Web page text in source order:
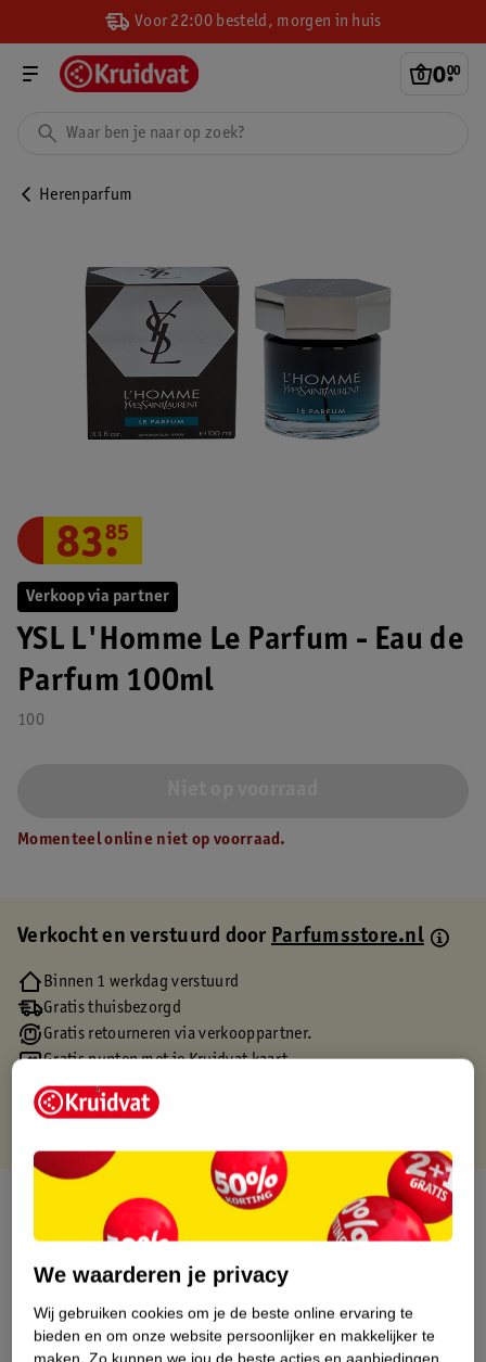
Voor 22:00 besteld, morgen in huis
0.
00
Herenparfum
Verkoop via partner
YSL L'Homme Le Parfum - Eau de
Parfum 100ml
100
83.
85
Momenteel online niet op voorraad.
Verkocht en verstuurd doorParfumsstore.nl
Binnen 1 werkdag verstuurd
Gratis thuisbezorgd
Gratis retourneren via verkooppartner.
Gratis punten met je Kruidvat kaart
Over dit product
Etiketinformatie
We waarderen je privacy
Wij gebruiken cookies om je de beste online ervaring te
bieden en om onze website persoonlijker en makkelijker te